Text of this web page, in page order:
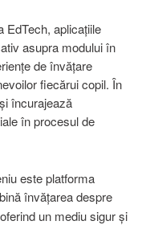
EdTech, aplicațiile
asupra modului în
de învățare
fiecărui copil. În
încurajează
în procesul de
este platforma
învățarea despre
un mediu sigur și